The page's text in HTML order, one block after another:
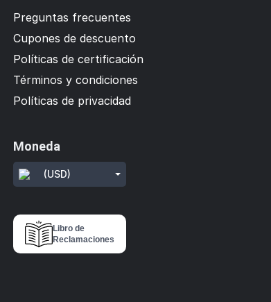
Preguntas frecuentes
Cupones de descuento
Políticas de certificación
Términos y condiciones
Políticas de privacidad
Moneda
(USD)
Libro de
Reclamaciones